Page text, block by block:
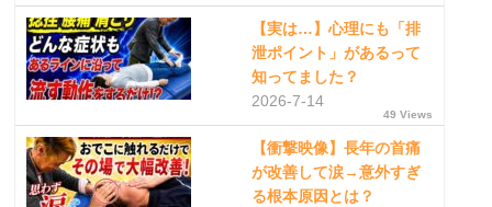
【実は…】心理にも「排
泄ポイント」があるって
知ってました？
2026-7-14
49 Views
【衝撃映像】長年の首痛
が改善して涙→意外すぎ
る根本原因とは？